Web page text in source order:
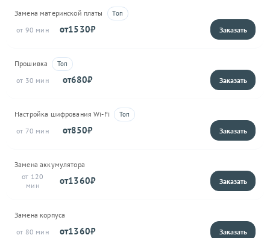
Замена материнской платы
90
1530
Прошивка
30
680
Настройка шифрования Wi-Fi
70
850
Замена аккумулятора
120
1360
Замена корпуса
80
1360